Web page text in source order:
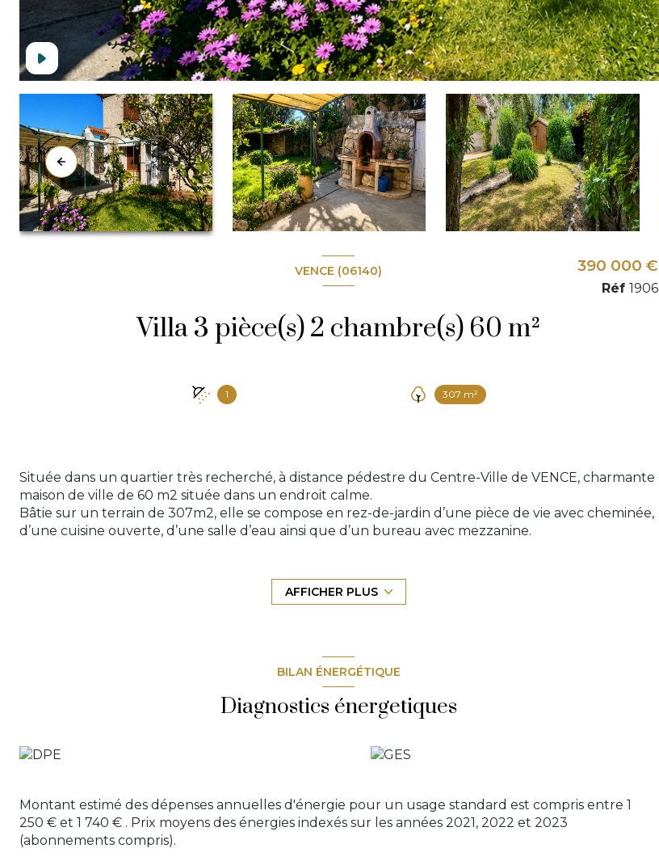
VENCE (06140)
Villa 3 pièce(s) 2 chambre(s) 60 m²
1 307 m²
390 000 €
Réf 1906
Située dans un quartier très recherché, à distance pédestre du Centre-Ville de VENCE, charmante
maison de ville de 60 m2 située dans un endroit calme.
Bâtie sur un terrain de 307m2, elle se compose en rez-de-jardin d’une pièce de vie avec cheminée,
d’une cuisine ouverte, d’une salle d’eau ainsi que d’un bureau avec mezzanine.
Important : ce bien nécessite une rénovation complète (intérieur, équipements, remise aux
normes…), et s’adresse à des acquéreurs prêts à entreprendre des travaux significatifs.
Une maison idéale pour les amoureux de projets, souhaitant allier emplacement, calme et
AFFICHER PLUS
BILAN ÉNERGÉTIQUE
Diagnostics énergetiques
Montant estimé des dépenses annuelles d'énergie pour un usage standard est compris entre 1
250 € et 1 740 € . Prix moyens des énergies indexés sur les années 2021, 2022 et 2023
(abonnements compris).